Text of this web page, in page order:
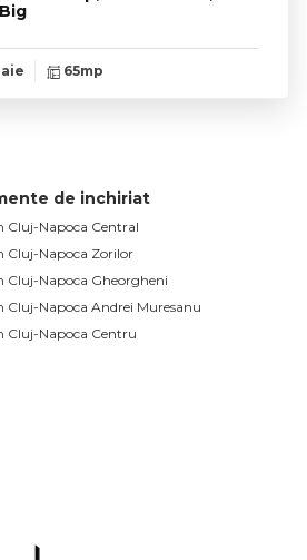
65mp
de inchiriat
Napoca Central
Cluj-Napoca Zorilor
Napoca Gheorgheni
Napoca Andrei Muresanu
Cluj-Napoca Centru
Napoca Semicentral